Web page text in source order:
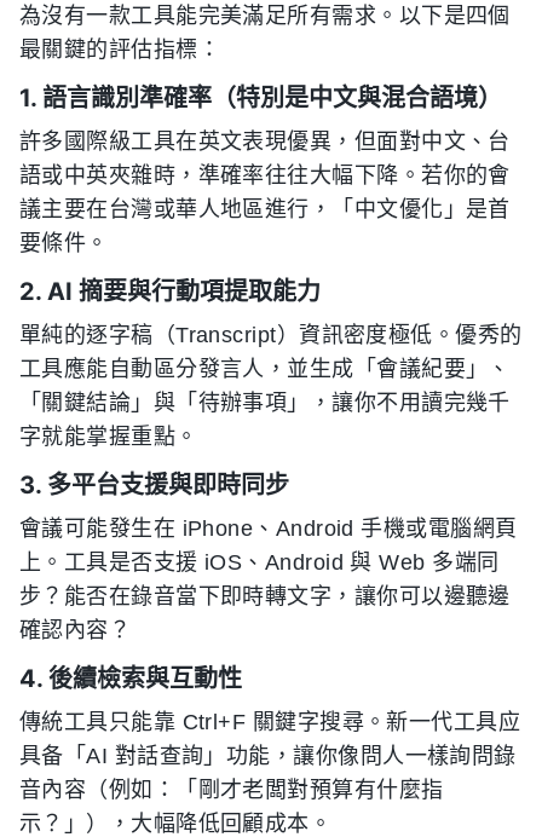
為沒有一款工具能完美滿足所有需求。以下是四個
最關鍵的評估指標：
1. 語言識別準確率（特別是中文與混合語境）
許多國際級工具在英文表現優異，但面對中文、台
語或中英夾雜時，準確率往往大幅下降。若你的會
議主要在台灣或華人地區進行，「中文優化」是首
要條件。
2. AI 摘要與行動項提取能力
單純的逐字稿（Transcript）資訊密度極低。優秀的
工具應能自動區分發言人，並生成「會議紀要」、
「關鍵結論」與「待辦事項」，讓你不用讀完幾千
字就能掌握重點。
3. 多平台支援與即時同步
會議可能發生在 iPhone、Android 手機或電腦網頁
上。工具是否支援 iOS、Android 與 Web 多端同
步？能否在錄音當下即時轉文字，讓你可以邊聽邊
確認內容？
4. 後續檢索與互動性
傳統工具只能靠 Ctrl+F 關鍵字搜尋。新一代工具应
具备「AI 對話查詢」功能，讓你像問人一樣詢問錄
音內容（例如：「剛才老闆對預算有什麼指
示？」），大幅降低回顧成本。